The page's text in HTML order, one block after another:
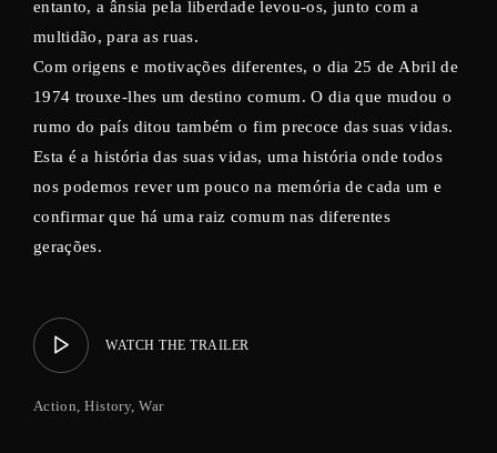
entanto, a ânsia pela liberdade levou-os, junto com a
multidão, para as ruas.
Com origens e motivações diferentes, o dia 25 de Abril de
1974 trouxe-lhes um destino comum. O dia que mudou o
rumo do país ditou também o fim precoce das suas vidas.
Esta é a história das suas vidas, uma história onde todos
nos podemos rever um pouco na memória de cada um e
confirmar que há uma raiz comum nas diferentes
gerações.
WATCH THE TRAILER
Action History War